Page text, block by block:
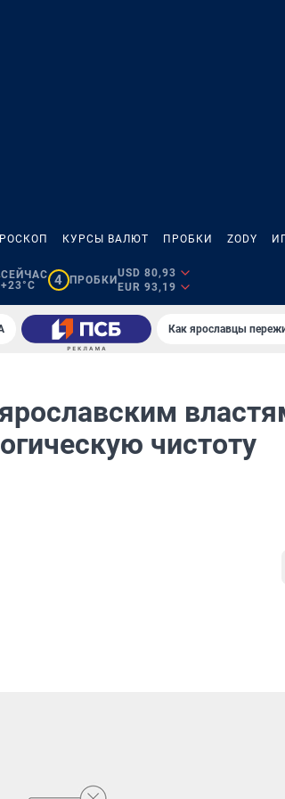
КУРСЫ ВАЛЮТ ПРОБКИ ZODY
СЕЙЧАС
+23°C
4 ПРОБКИ
USD 80,93
EUR 93,19
Как ярославцы
чистоту